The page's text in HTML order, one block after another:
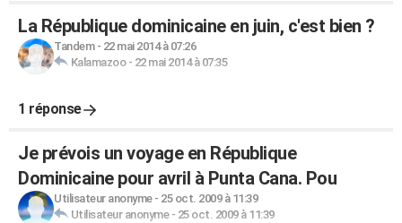
La République dominicaine en juin, c'est bien ?
Tandem- 22 mai 2014 à 07:26
Kalamazoo- 22 mai 2014 à 07:35
1 réponse
Je prévois un voyage en République
Dominicaine pour avril à Punta Cana. Pou
Utilisateur anonyme- 25 oct. 2009 à 11:39
Utilisateur anonyme- 25 oct. 2009 à 11:39